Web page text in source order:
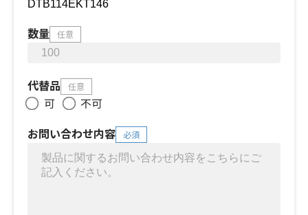
数量 任意
代替品 任意
可
不可
お問い合わせ内容
必須